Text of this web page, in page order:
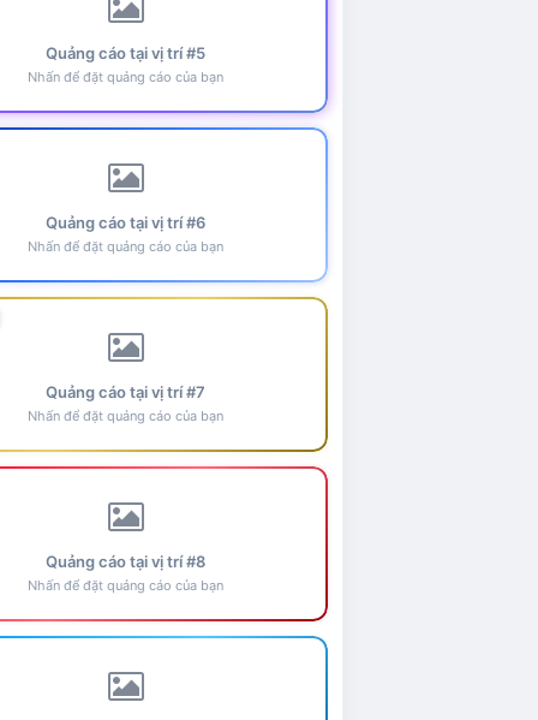
Quảng cáo tại vị trí #5
Nhấn để đặt quảng cáo của bạn
Quảng cáo tại vị trí #6
Nhấn để đặt quảng cáo của bạn
Quảng cáo tại vị trí #7
Nhấn để đặt quảng cáo của bạn
Quảng cáo tại vị trí #8
Nhấn để đặt quảng cáo của bạn